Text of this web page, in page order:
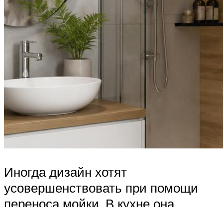
Иногда дизайн хотят
усовершенствовать при помощи
переноса мойки. В кухне она